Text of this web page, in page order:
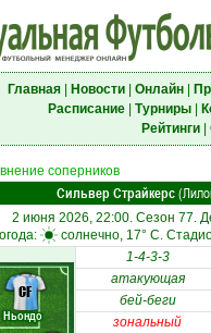
Главная| Новости| Онлайн|
Расписание| Турниры|
Рейтинги|
соперников
Сильвер Страйкерс
2 июня 2026, 22:00. Сезон 77.
солнечно, 17° C.
Ньондо
CF
1-4-3-3
атакующая
бей-беги
зональный